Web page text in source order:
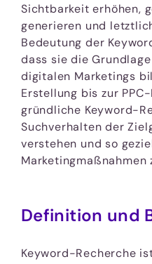
Sichtbarkeit erhöhen,
generieren und
Bedeutung der
dass sie die
digitalen Marketings
Erstellung bis zur
gründliche Keyword-
Suchverhalten der
verstehen und so
Marketingmaßnahmen
Definition und
Keyword-Recherche